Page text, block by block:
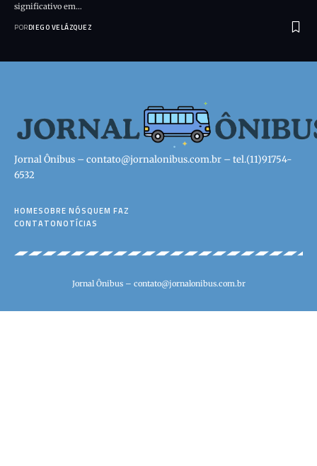
significativo em…
PORDIEGO VELÁZQUEZ
Jornal Ônibus – contato@jornalonibus.com.br – tel.(11)91754-
6532
HOMESOBRE NÓSQUEM FAZ
CONTATONOTÍCIAS
Jornal Ônibus – contato@jornalonibus.com.br